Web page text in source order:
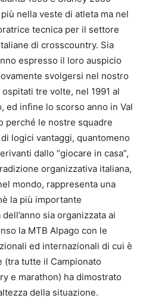
nella veste di atleta ma nel
tecnica per il settore
di crosscountry. Sia
espresso il loro auspicio
svolgersi nel nostro
ospitati tre volte, nel 1991 al
ed infine lo scorso anno in Val
perché le nostre squadre
logici vantaggi, quantomeno
dallo “giocare in casa”,
organizzativa italiana,
mondo, rappresenta una
la più importante
sia organizzata ai
la MTB Alpago con le
ed internazionali di cui è
tutte il Campionato
e marathon) ha dimostrato
della situazione.